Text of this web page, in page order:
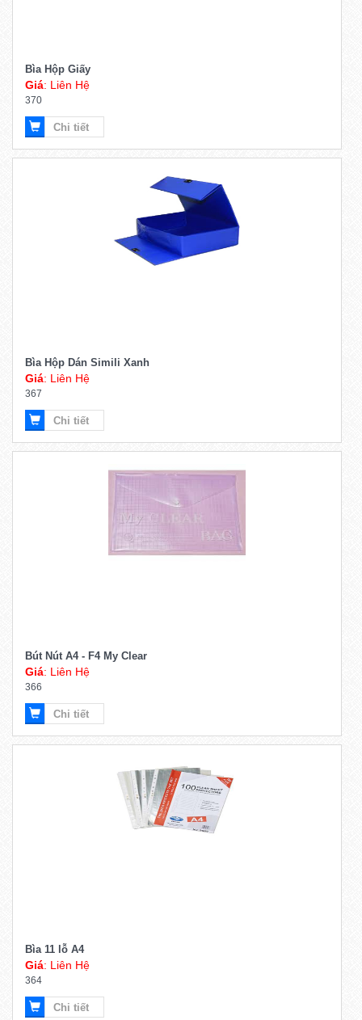
Bìa Hộp Giấy
Giá: Liên Hệ
370
Chi tiết
Bìa Hộp Dán Simili Xanh
Giá: Liên Hệ
367
Chi tiết
Bút Nút A4 - F4 My Clear
Giá: Liên Hệ
366
Chi tiết
Bìa 11 lỗ A4
Giá: Liên Hệ
364
Chi tiết